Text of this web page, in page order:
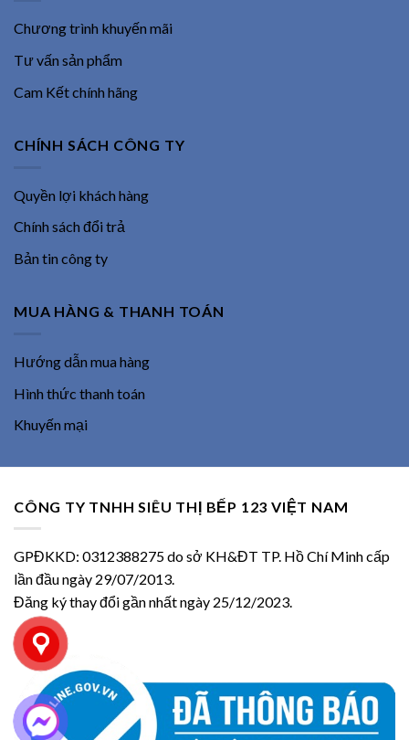
Chương trình khuyến mãi
Tư vấn sản phẩm
Cam Kết chính hãng
CHÍNH SÁCH CÔNG TY
Quyền lợi khách hàng
Chính sách đổi trả
Bản tin công ty
MUA HÀNG & THANH TOÁN
Hướng dẫn mua hàng
Hình thức thanh toán
Khuyến mại
CÔNG TY TNHH SIÊU THỊ BẾP 123 VIỆT NAM
GPĐKKD: 0312388275 do sở KH&ĐT TP. Hồ Chí Minh cấp
lần đầu ngày 29/07/2013.
Đăng ký thay đổi gần nhất ngày 25/12/2023.